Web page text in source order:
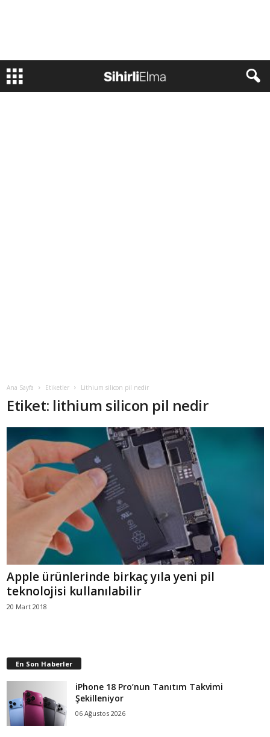
Ana Sayfa Etiketler Lithium silicon pil nedir
Etiket: lithium silicon pil nedir
Apple ürünlerinde birkaç yıla yeni pil
teknolojisi kullanılabilir
20 Mart 2018
En Son Haberler
iPhone 18 Pro’nun Tanıtım Takvimi
Şekilleniyor
06 Ağustos 2026